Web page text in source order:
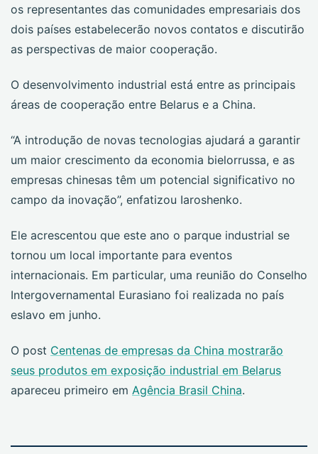
os representantes das comunidades empresariais dos
dois países estabelecerão novos contatos e discutirão
as perspectivas de maior cooperação.
O desenvolvimento industrial está entre as principais
áreas de cooperação entre Belarus e a China.
“A introdução de novas tecnologias ajudará a garantir
um maior crescimento da economia bielorrussa, e as
empresas chinesas têm um potencial significativo no
campo da inovação”, enfatizou Iaroshenko.
Ele acrescentou que este ano o parque industrial se
tornou um local importante para eventos
internacionais. Em particular, uma reunião do Conselho
Intergovernamental Eurasiano foi realizada no país
eslavo em junho.
O post Centenas de empresas da China mostrarão
seus produtos em exposição industrial em Belarus
apareceu primeiro em Agência Brasil China.